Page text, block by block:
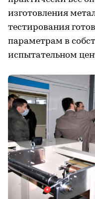
изготовления
тестирования
параметрам в
испытательном